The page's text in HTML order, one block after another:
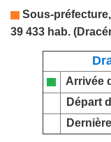
Sous-
39 433 hab.
Arrivée
Départ